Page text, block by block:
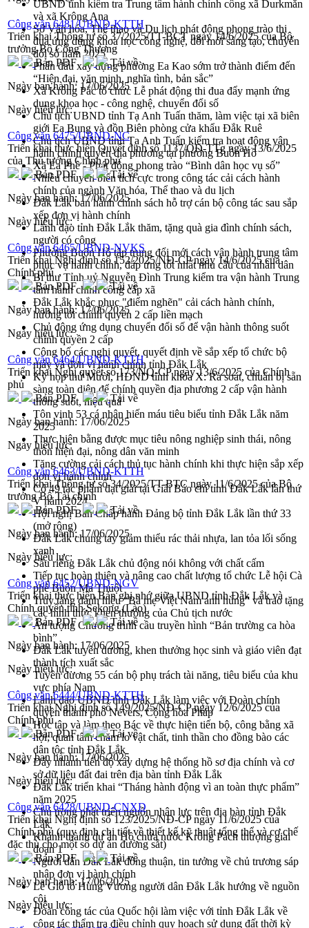
UBND tỉnh kiểm tra Trung tâm hành chính công xã Durkmăn
và xã Krông Ana
Sở Văn hóa, Thể thao và Du lịch phát động phong trào thi
đua ứng dụng khoa học công nghệ, đổi mới sáng tạo, chuyển
đổi số năm 2025
Phấn đấu xây dựng phường Ea Kao sớm trở thành điểm đến
“Hiện đại, văn minh, nghĩa tình, bản sắc”
Xã Krông Pắc tổ chức Lễ phát động thi đua đẩy mạnh ứng
dụng khoa học - công nghệ, chuyển đổi số
Chủ tịch UBND tỉnh Tạ Anh Tuấn thăm, làm việc tại xã biên
giới Ea Bung và đồn Biên phòng cửa khẩu Đắk Ruê
Chủ tịch UBND tỉnh Tạ Anh Tuấn kiểm tra hoạt động vận
hành chính quyền địa phương tại phường Buôn Hồ
Xã Ea Phê - Phát động phong trào “Bình dân học vụ số”
Nhiều chuyển biến tích cực trong công tác cải cách hành
chính của ngành Văn hóa, Thể thao và du lịch
Đắk Lắk ban hành chính sách hỗ trợ cán bộ công tác sau sắp
xếp đơn vị hành chính
Lãnh đạo tỉnh Đắk Lắk thăm, tặng quà gia đình chính sách,
người có công
Phường Buôn Hồ tập trung đổi mới cách vận hành trung tâm
phục vụ hành chính, đáp ứng tốt nhất nhu cầu của nhân dân
Bí thư Tỉnh uỷ Nguyễn Đình Trung kiểm tra vận hành Trung
tâm hành chính công cấp xã
Đắk Lắk khắc phục "điểm nghẽn" cải cách hành chính,
hướng tới chính quyền 2 cấp liền mạch
Chủ động ứng dụng chuyển đổi số để vận hành thông suốt
chính quyền 2 cấp
Công bố các nghị quyết, quyết định về sắp xếp tổ chức bộ
máy và đơn vị hành chính tỉnh Đắk Lắk
Kỳ họp thứ Mười, HĐND tỉnh khóa X: Rà soát, chuẩn bị sẵn
sàng toàn diện để chính quyền địa phương 2 cấp vận hành
thông suốt, hiệu quả
Tôn vinh 53 cá nhân hiến máu tiêu biểu tỉnh Đắk Lắk năm
2025
Thực hiện bằng được mục tiêu nông nghiệp sinh thái, nông
thôn hiện đại, nông dân văn minh
Tăng cường cải cách thủ tục hành chính khi thực hiện sắp xếp
đơn vị hành chính
Có 49 tác phẩm đạt giải tại Giải Báo chí tỉnh Đắk Lắk lần thứ
V năm 2024
Hội nghị Ban Chấp hành Đảng bộ tỉnh Đắk Lắk lần thứ 33
(mở rộng)
Đắk Lắk chung tay giảm thiểu rác thải nhựa, lan tỏa lối sống
xanh
Sầu riêng Đắk Lắk chủ động nói không với chất cấm
Tiếp tục hoàn thiện và nâng cao chất lượng tổ chức Lễ hội Cà
phê Buôn Ma Thuột
Truy tặng danh hiệu “Bà mẹ Việt Nam anh hùng” và trao tặng
các hình thức khen thưởng của Chủ tịch nước
Ấn tượng Chương trình cầu truyền hình “Bản trường ca hòa
bình”
Đắk Lắk tuyên dương, khen thưởng học sinh và giáo viên đạt
thành tích xuất sắc
Tuyên dương 55 cán bộ phụ trách tài năng, tiêu biểu của khu
vực phía Nam
Lãnh đạo UBND tỉnh Đắk Lắk làm việc với Đoàn chính
quyền thành phố Nevers, Cộng hòa Pháp
Học tập và làm theo Bác về thực hiện tiến bộ, công bằng xã
hội; quan tâm chăm lo vật chất, tinh thần cho đồng bào các
dân tộc tỉnh Đắk Lắk
Đẩy nhanh tiến độ xây dựng hệ thống hồ sơ địa chính và cơ
sở dữ liệu đất đai trên địa bàn tỉnh Đắk Lắk
Đắk Lắk triển khai “Tháng hành động vì an toàn thực phẩm”
năm 2025
Chú trọng phát triển nguồn nhân lực trên địa bàn tỉnh Đắk
Lắk
Khánh thành dự án Hồ chứa nước Krông Pách thượng giai
đoạn 1
Người dân Đắk Lắk đồng thuận, tin tưởng về chủ trương sáp
nhập đơn vị hành chính
Lễ Giỗ tổ Hùng Vương người dân Đắk Lắk hướng về nguồn
cội
Đoàn công tác của Quốc hội làm việc với tỉnh Đắk Lắk về
công tác thẩm tra điều chỉnh quy hoạch sử dụng đất thời kỳ
Công văn 6481/UBND-KTTH
Triển khai Thông tư số 37/2025/TT-BCT ngày 14/6/2025 của Bộ
trưởng Bộ Công Thương
Bản PDF
Tải về
Ngày ban hành: 17/06/2025
Ngày hiệu lực:
Công văn 6475/UBND-NC
Triển khai thực hiện Quyết định số 1137/QĐ-TTg ngày 13/6/2025
của Thủ tướng Chính phủ
Bản PDF
Tải về
Ngày ban hành:17/06/2025
Ngày hiệu lực:
Công văn 6465/UBND-NVKS
Triển khai Nghị định số 152/2025/NĐ-CP ngày 14/6/2025 của
Chính phủ
Bản PDF
Tải về
Ngày ban hành:17/06/2025
Ngày hiệu lực:
Công văn 6464/UBND-KTTH
Triển khai Nghị quyết số 173/NQ-CP ngày 13/6/2025 của Chính
phủ
Bản PDF
Tải về
Ngày ban hành:17/06/2025
Ngày hiệu lực:
Công văn 6463/UBND-KTTH
Triển khai Thông tư số 34/2025/TT-BTC ngày 11/6/2025 của Bộ
trưởng Bộ Tài chính
Bản PDF
Tải về
Ngày ban hành: 17/06/2025
Ngày hiệu lực:
Công văn 6452/UBND-NGV
Triển khai thực hiện Bản ghi nhớ giữa UBND tỉnh Đắk Lắk và
Chính quyền tỉnh Sekong (Lào)
Bản PDF
Tải về
Ngày ban hành: 17/06/2025
Ngày hiệu lực:
Công văn 6444/UBND-KTTH
Triển khai Nghị định số 149/2025/NĐ-CP ngày 12/6/2025 của
Chính phủ
Bản PDF
Tải về
Ngày ban hành:17/06/2025
Ngày hiệu lực:
Công văn 6428/UBND-CNXD
Triển khai Nghị định số 123/2025/NĐ-CP ngày 11/6/2025 của
Chính phủ (quy định chi tiết về thiết kế kỹ thuật tổng thể và cơ chế
đặc thù cho một số dự án đường sắt)
Bản PDF
Tải về
Ngày ban hành:17/06/2025
Ngày hiệu lực: